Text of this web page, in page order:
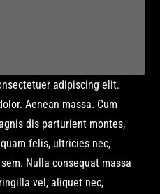
adipiscing elit.
Aenean massa. Cum
dis parturient montes,
felis, ultricies nec,
Nulla consequat massa
vel, aliquet nec,